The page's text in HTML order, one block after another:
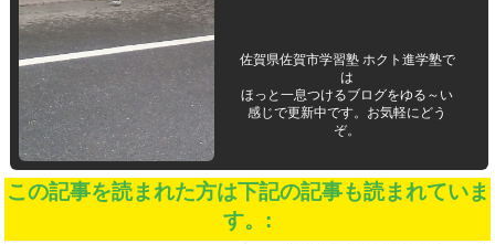
佐賀県佐賀市学習塾 ホクト進学塾で
は
ほっと一息つけるブログをゆる～い
感じで更新中です。お気軽にどう
ぞ。
この記事を読まれた方は下記の記事も読まれていま
す。: